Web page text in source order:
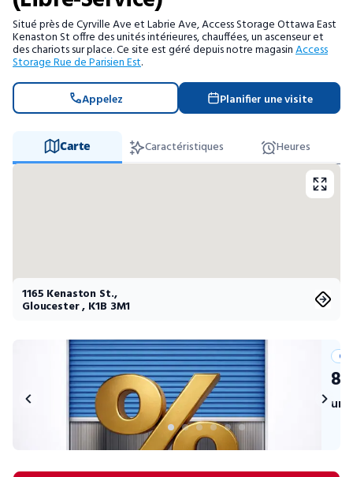
Entreposage mobile
Fournitures d’emballage
Mon compte / Payer
English
Situé près de Cyrville Ave et Labrie Ave, Access Storage Ottawa East
Kenaston St offre des unités intérieures, chauffées, un ascenseur et
des chariots sur place. Ce site est géré depuis notre magasinAccess
Storage Rue de Parisien Est.
Appelez Planifier une visite
Carte Caractéristiques Heures
1165 Kenaston St.,
Gloucester, K1B 3M1
8